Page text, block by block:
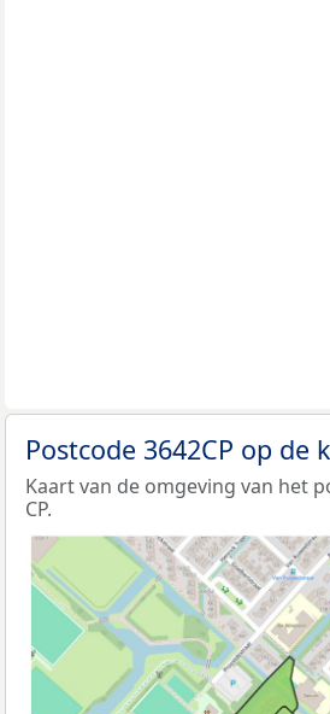
Postcode 3642CP op de
Kaart van de omgeving van het
CP.